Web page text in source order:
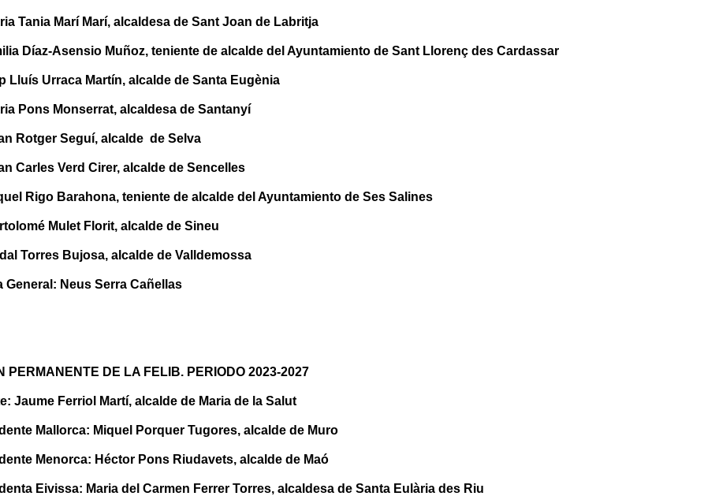
Tania Marí Marí, alcaldesa de Sant Joan de Labritja
Díaz-Asensio Muñoz, teniente de alcalde del Ayuntamiento de Sant Llorenç des Cardassar
Lluís Urraca Martín, alcalde de Santa Eugènia
Pons Monserrat, alcaldesa de Santanyí
Rotger Seguí, alcalde de Selva
Carles Verd Cirer, alcalde de Sencelles
Rigo Barahona, teniente de alcalde del Ayuntamiento de Ses Salines
Mulet Florit, alcalde de Sineu
Torres Bujosa, alcalde de Valldemossa
General: Neus Serra Cañellas
PERMANENTE DE LA FELIB. PERIODO 2023-2027
Jaume Ferriol Martí, alcalde de Maria de la Salut
Mallorca: Miquel Porquer Tugores, alcalde de Muro
Menorca: Héctor Pons Riudavets, alcalde de Maó
Eivissa: Maria del Carmen Ferrer Torres, alcaldesa de Santa Eulària des Riu